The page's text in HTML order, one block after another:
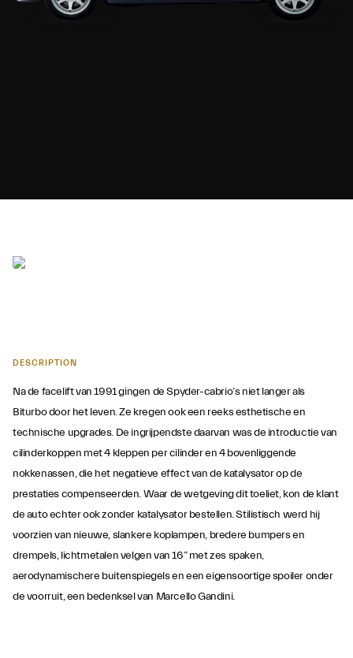
DESCRIPTION
Na de facelift van 1991 gingen de Spyder-cabrio’s niet langer als
Biturbo door het leven. Ze kregen ook een reeks esthetische en
technische upgrades. De ingrijpendste daarvan was de introductie van
cilinderkoppen met 4 kleppen per cilinder en 4 bovenliggende
nokkenassen, die het negatieve effect van de katalysator op de
prestaties compenseerden. Waar de wetgeving dit toeliet, kon de klant
de auto echter ook zonder katalysator bestellen. Stilistisch werd hij
voorzien van nieuwe, slankere koplampen, bredere bumpers en
drempels, lichtmetalen velgen van 16” met zes spaken,
aerodynamischere buitenspiegels en een eigensoortige spoiler onder
de voorruit, een bedenksel van Marcello Gandini.